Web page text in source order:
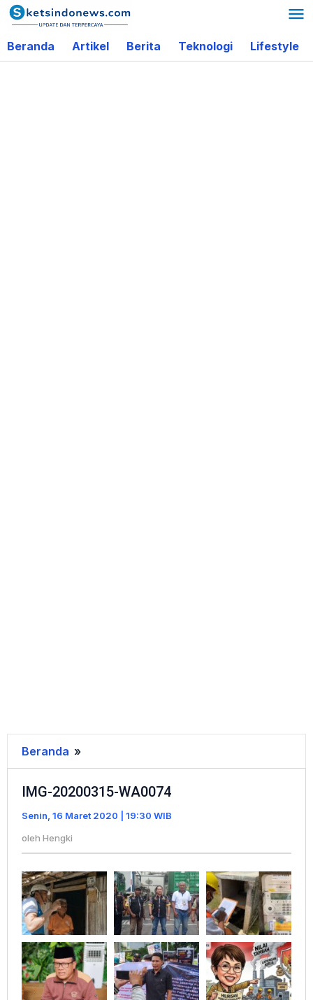
Lewati
ke
konten
Beranda Artikel Berita Teknologi Lifestyle
Beranda »
20200315-
WA0074
IMG-20200315-WA0074
Senin, 16 Maret 2020 | 19:30 WIB
oleh Hengki